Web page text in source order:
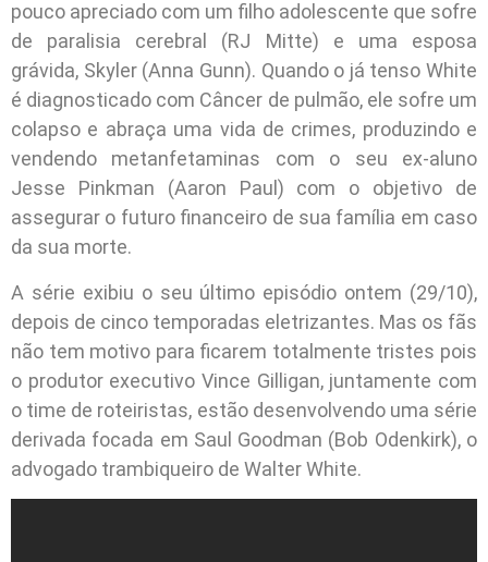
pouco apreciado com um filho adolescente que sofre
de paralisia cerebral (RJ Mitte) e uma esposa
grávida, Skyler (Anna Gunn). Quando o já tenso White
é diagnosticado com Câncer de pulmão, ele sofre um
colapso e abraça uma vida de crimes, produzindo e
vendendo metanfetaminas com o seu ex-aluno
Jesse Pinkman (Aaron Paul) com o objetivo de
assegurar o futuro financeiro de sua família em caso
da sua morte.
A série exibiu o seu último episódio ontem (29/10),
depois de cinco temporadas eletrizantes. Mas os fãs
não tem motivo para ficarem totalmente tristes pois
o produtor executivo Vince Gilligan, juntamente com
o time de roteiristas, estão desenvolvendo uma série
derivada focada em Saul Goodman (Bob Odenkirk), o
advogado trambiqueiro de Walter White.